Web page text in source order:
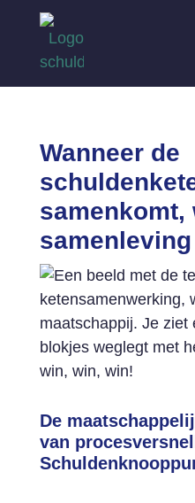
Wanneer de
samenkomt,
samenleving
De
van